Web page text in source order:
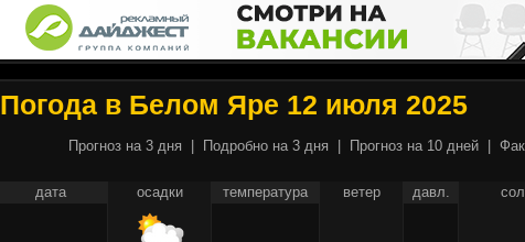
Погода в Белом Яре 12 июля 2025
Прогноз на 3 дня Подробно на 3 дня Прогноз на 10 дней
дата осадки температура ветер давл.